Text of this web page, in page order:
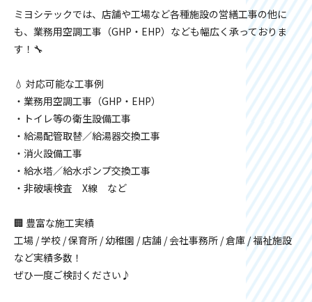
ミヨシテックでは、店舗や工場など各種施設の営繕工事の他に
も、業務用空調工事（GHP・EHP）なども幅広く承っておりま
す！🔧
💧 対応可能な工事例
・業務用空調工事（GHP・EHP）
・トイレ等の衛生設備工事
・給湯配管取替／給湯器交換工事
・消火設備工事
・給水塔／給水ポンプ交換工事
・非破壊検査 X線 など
🏢 豊富な施工実績
工場 / 学校 / 保育所 / 幼稚園 / 店舗 / 会社事務所 / 倉庫 / 福祉施設
など実績多数！
ぜひ一度ご検討ください♪